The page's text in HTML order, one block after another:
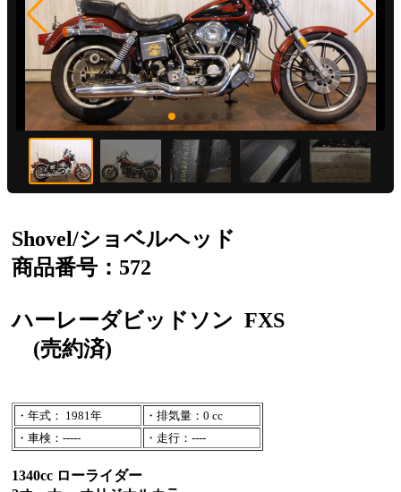
Shovel/ショベルヘッド
商品番号：572
ハーレーダビッドソン FXS
(売約済)
・年式： 1981年
・排気量：0 cc
・車検：-----
・走行：----
1340cc ローライダー